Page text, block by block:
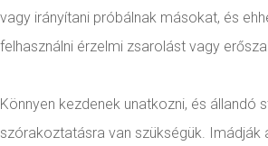
vagy irányítani próbálnak másokat, és
felhasználni érzelmi zsarolást vagy
Könnyen kezdenek unatkozni, és állandó
szórakoztatásra van szükségük. Imádják